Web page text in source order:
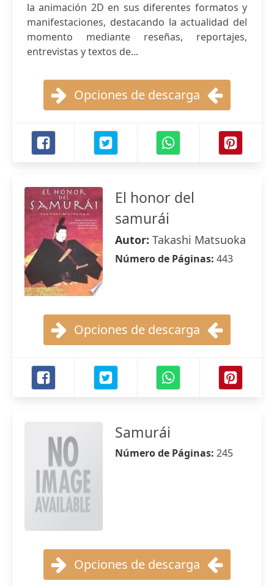
la animación 2D en sus diferentes formatos y
manifestaciones, destacando la actualidad del
momento mediante reseñas, reportajes,
entrevistas y textos de...
Opciones de descarga
El honor del
samurái
Autor: Takashi Matsuoka
Número de Páginas: 443
Opciones de descarga
Samurái
Número de Páginas: 245
Opciones de descarga